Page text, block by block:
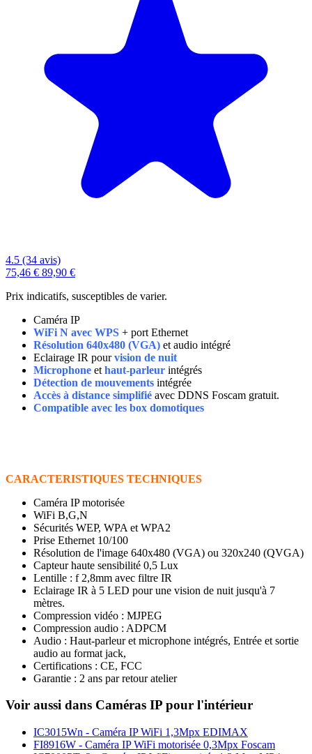
4.5 (34 avis)
75,46 € 89,90 €
Prix indicatifs, susceptibles de varier.
Caméra IP
WiFi N avec WPS + port Ethernet
Résolution 640x480 (VGA) et audio intégré
Eclairage IR pourvision de nuit
Microphone et haut-parleur intégrés
Détection de mouvements intégrée
Accès à distance simplifié avec DDNS Foscam gratuit.
Compatible avec les box domotiques
CARACTERISTIQUES TECHNIQUES
Caméra IP motorisée
WiFi B,G,N
Sécurités WEP, WPA et WPA2
Prise Ethernet 10/100
Résolution de l'image 640x480 (VGA) ou 320x240 (QVGA)
Capteur haute sensibilité 0,5 Lux
Lentille : f 2,8mm avec filtre IR
Eclairage IR à 5 LED pour une vision de nuit jusqu'à 7
mètres.
Compression vidéo : MJPEG
Compression audio : ADPCM
Audio : Haut-parleur et microphone intégrés, Entrée et sortie
audio au format jack,
Certifications : CE, FCC
Garantie : 2 ans par retour atelier
Voir aussi dans Caméras IP pour l'intérieur
IC3015Wn - Caméra IP WiFi 1,3Mpx EDIMAX
FI8916W - Caméra IP WiFi motorisée 0,3Mpx Foscam